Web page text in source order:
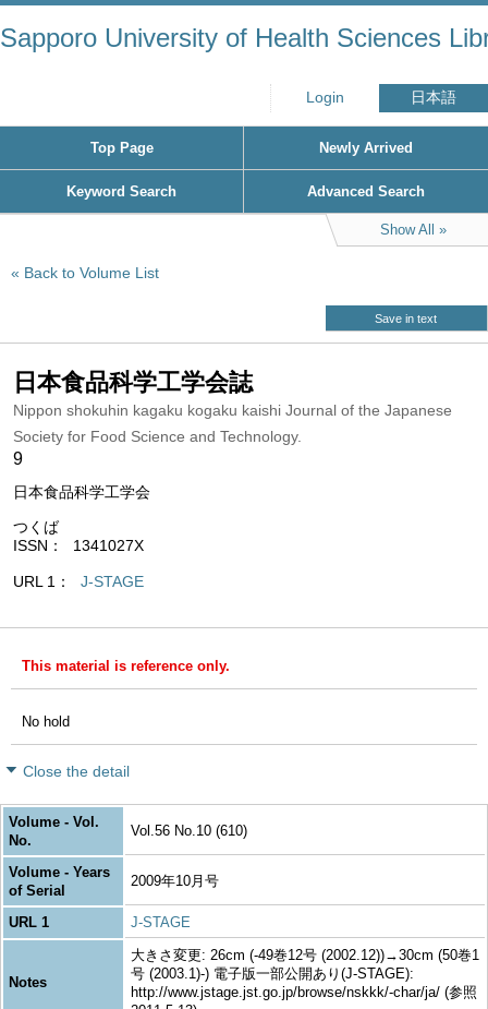
Sapporo University of Health Sciences
Login 日本語
Top Page Newly Arrived
Keyword Search Advanced Search
Show All
Back to Volume List
Save in text
日本食品科学工学会誌
Nippon shokuhin kagaku kogaku kaishi Journal of the Japanese
Society for Food Science and Technology.
9
日本食品科学工学会
つくば
ISSN
1341027X
URL 1 J-STAGE
This material is reference only.
No hold
Close the detail
Volume - Vol.
No.
Vol.56 No.10 (610)
Volume - Years
of Serial
2009年10月号
URL 1 J-STAGE
Notes
大きさ変更: 26cm (-49巻12号 (2002.12))→30cm (50巻1
号 (2003.1)-) 電子版一部公開あり(J-STAGE):
http://www.jstage.jst.go.jp/browse/nskkk/-char/ja/ (参照